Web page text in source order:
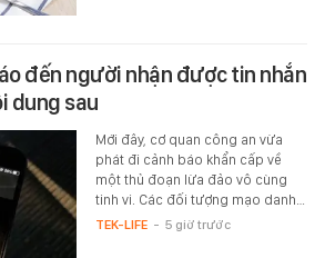
đến người nhận được tin nhắn
dung sau
Mới đây, cơ quan công an vừa
phát đi cảnh báo khẩn cấp về
một thủ đoạn lừa đảo vô cùng
tinh vi. Các đối tượng mạo danh…
TEK-LIFE - 5 giờ trước